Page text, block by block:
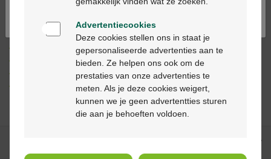
gratuitedans votre pharmacie Multipharma
Livraison à domicile gratuite à partir de 55 €
sécurisé
Service clientèlepar chat ou formulaire de contact
Advertentiecookies
Deze cookies stellen ons in staat je
gepersonaliseerde advertenties aan te
bieden. Ze helpen ons ook om de
prestaties van onze advertenties te
meten. Als je deze cookies weigert,
kunnen we je geen advertentties sturen
die aan je behoeften voldoen.